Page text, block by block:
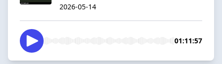
2026-05-14
01:11:57